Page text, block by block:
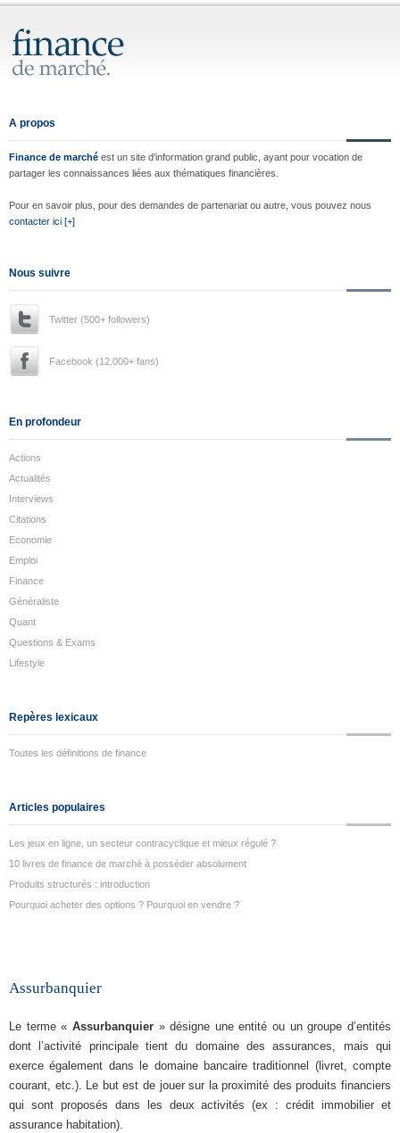
A propos
Finance de marché est un site d'information grand public, ayant pour vocation de
partager les connaissances liées aux thématiques financières.
Pour en savoir plus, pour des demandes de partenariat ou autre, vous pouvez nous
contacter ici [+]
Nous suivre
Twitter (500+ followers)
Facebook (12.000+ fans)
En profondeur
Actions
Actualités
Interviews
Citations
Economie
Emploi
Finance
Généraliste
Quant
Questions & Exams
Lifestyle
Repères lexicaux
Toutes les définitions de finance
Articles populaires
Les jeux en ligne, un secteur contracyclique et mieux régulé ?
10 livres de finance de marché à posséder absolument
Produits structurés : introduction
Pourquoi acheter des options ? Pourquoi en vendre ?
Assurbanquier
Le terme « Assurbanquier» désigne une entité ou un groupe d’entités
dont l’activité principale tient du domaine des assurances, mais qui
exerce également dans le domaine bancaire traditionnel (livret, compte
courant, etc.). Le but est de jouer sur la proximité des produits financiers
qui sont proposés dans les deux activités (ex : crédit immobilier et
assurance habitation).